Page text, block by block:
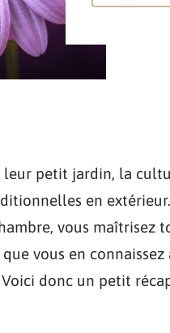
petit jardin, la
en
vous maîtrisez
vous en
donc un petit